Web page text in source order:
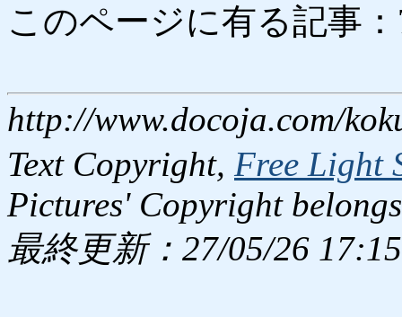
このページに有る記事
http://www.docoja.com/
Text Copyright, Free Light
Pictures' Copyright
最終更新：27/05/26 17:15